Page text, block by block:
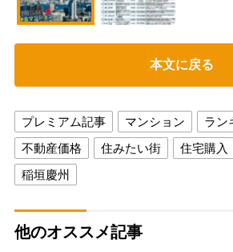
本文に戻る
プレミアム記事 マンション
ラン
不動産価格
住みたい街 住宅購入
稲垣慶州
他のオススメ記事